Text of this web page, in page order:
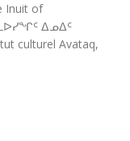
Inuit of
ᐃᓄᐃᑦ
culturel Avataq,